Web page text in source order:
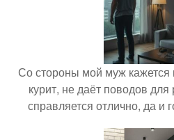
Со стороны мой муж
курит, не даёт поводов
справляется отлично, да и